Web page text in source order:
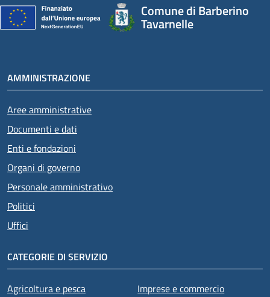
Comune di Barberino
Tavarnelle
AMMINISTRAZIONE
Aree amministrative
Documenti e dati
Enti e fondazioni
Organi di governo
Personale amministrativo
Politici
Uffici
CATEGORIE DI SERVIZIO
Agricoltura e pesca
Imprese e commercio